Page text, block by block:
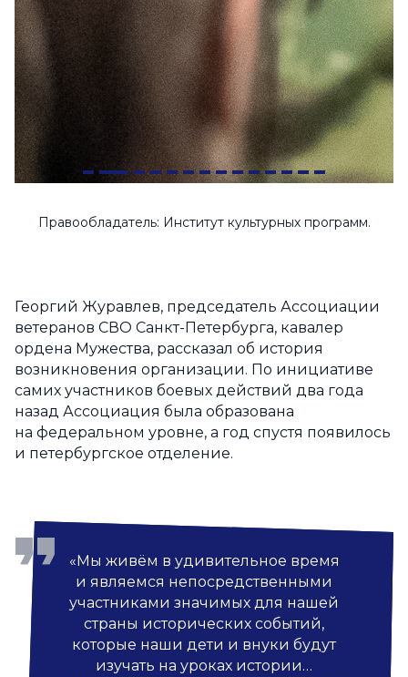
Правообладатель: Институт культурных программ.
Георгий Журавлев, председатель Ассоциации
ветеранов СВО Санкт-Петербурга, кавалер
ордена Мужества, рассказал об история
возникновения организации. По инициативе
самих участников боевых действий два года
назад Ассоциация была образована
на федеральном уровне, а год спустя появилось
и петербургское отделение.
«Мы живём в удивительное время
и являемся непосредственными
участниками значимых для нашей
страны исторических событий,
которые наши дети и внуки будут
изучать на уроках истории…